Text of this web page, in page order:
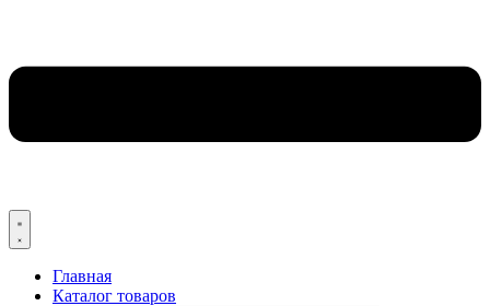
Главная
Каталог товаров